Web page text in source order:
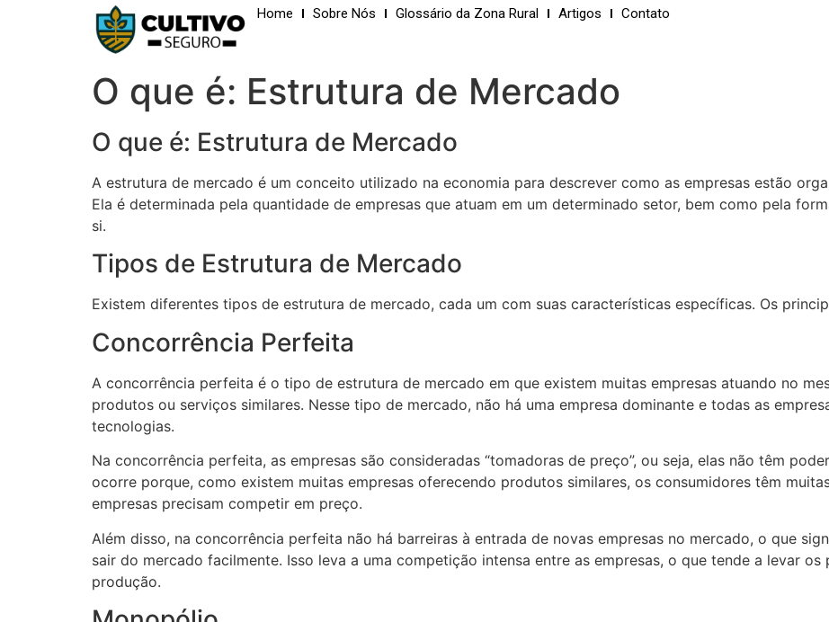
Home Sobre Nós Glossário da Zona Rural Artigos Contato
O que é: Estrutura de Mercado
O que é: Estrutura de Mercado
A estrutura de mercado é um conceito utilizado na economia para descrever como as empresas estão
Ela é determinada pela quantidade de empresas que atuam em um determinado setor, bem como pela
si.
Tipos de Estrutura de Mercado
Existem diferentes tipos de estrutura de mercado, cada um com suas características específicas. Os
Concorrência Perfeita
A concorrência perfeita é o tipo de estrutura de mercado em que existem muitas empresas atuando no
produtos ou serviços similares. Nesse tipo de mercado, não há uma empresa dominante e todas as
tecnologias.
Na concorrência perfeita, as empresas são consideradas “tomadoras de preço”, ou seja, elas não têm
ocorre porque, como existem muitas empresas oferecendo produtos similares, os consumidores têm
empresas precisam competir em preço.
Além disso, na concorrência perfeita não há barreiras à entrada de novas empresas no mercado, o que
sair do mercado facilmente. Isso leva a uma competição intensa entre as empresas, o que tende a levar
produção.